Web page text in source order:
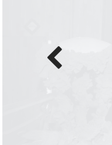
Poprzednie
zdjęcie